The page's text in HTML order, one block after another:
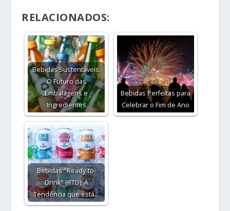
RELACIONADOS:
Bebidas Sustentáveis:
O Futuro das
Embalagens e
Ingredientes
Bebidas Perfeitas para
Celebrar o Fim de Ano
Bebidas "Ready-to-
Drink" (RTD): A
Tendência que está…